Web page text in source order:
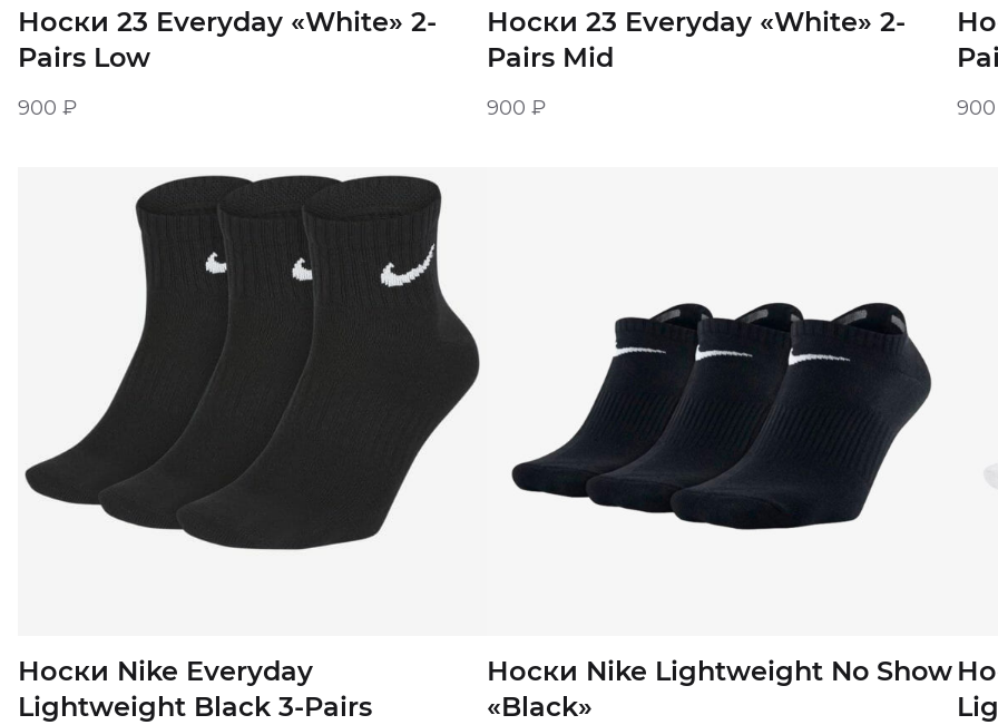
Носки 23 Everyday «White» 2-
Pairs Low
900 ₽
Носки 23 Everyday «White» 2-
Pairs Mid
900₽
Носки Nike Everyday
Lightweight Black 3-Pairs
Носки Nike Lightweight No Show
«Black»